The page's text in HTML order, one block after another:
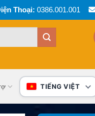
Thoại: 0386.001.001
TIẾNG VIỆT